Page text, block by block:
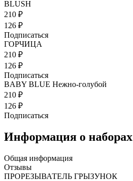
BLUSH
210 ₽
126 ₽
Подписаться
ГОРЧИЦА
210 ₽
126 ₽
Подписаться
BABY BLUE Нежно-голубой
210 ₽
126 ₽
Подписаться
Информация о наборах
Общая информация
Отзывы
ПРОРЕЗЫВАТЕЛЬ ГРЫЗУНОК